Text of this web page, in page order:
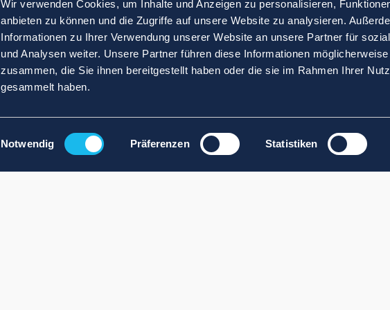
Wir verwenden Cookies, um Inhalte und Anzeigen zu personalisieren,
anbieten zu können und die Zugriffe auf unsere Website zu analysieren.
Informationen zu Ihrer Verwendung unserer Website an unsere Partner für
und Analysen weiter. Unsere Partner führen diese Informationen
zusammen, die Sie ihnen bereitgestellt haben oder die sie im Rahmen Ihrer
gesammelt haben.
Einwilligungsauswahl
Notwendig Präferenzen Statistiken